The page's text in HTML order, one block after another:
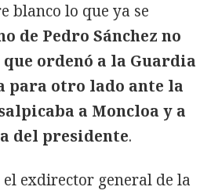
blanco lo que ya se
de Pedro Sánchez no
ordenó a la Guardia
para otro lado ante la
a Moncloa y a
del presidente.
exdirector general de la